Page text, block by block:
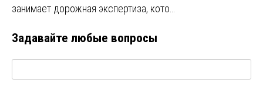
занимает дорожная экспертиза, кото…
Задавайте любые вопросы